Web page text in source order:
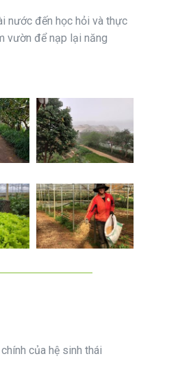
nước đến học hỏi và thực
vườn để nạp lại năng
của hệ sinh thái